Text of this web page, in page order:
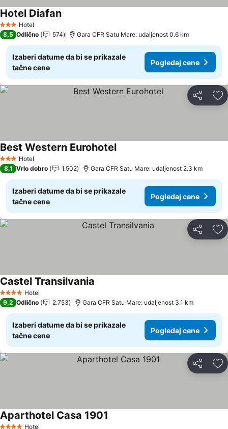
3 Zvezdice
Hotel
Hotel DiafanPogledaj cene
8,5 Odlično 574 Gara CFR Satu Mare: udaljenost 0.6 km
Izaberi datume da bi se prikazale
tačne cene
Pogledaj cene
Deli
3 Zvezdice
Hotel
Best Western EurohotelPogledaj cene
8,1 Vrlo dobro 1.502 Gara CFR Satu Mare: udaljenost 2.3 km
Izaberi datume da bi se prikazale
tačne cene
Pogledaj cene
Deli
4 ZvezdiceHotel
Castel Transilvania
9,2 Odlično 2.753 Gara CFR Satu Mare: udaljenost 3.1 km
Izaberi datume da bi se prikazale
tačne cene
Pogledaj cene
Deli
Hotel
Aparthotel Casa 1901